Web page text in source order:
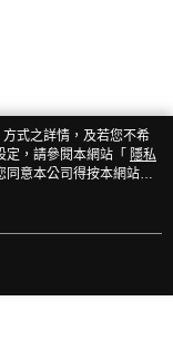
式之詳情，及若您不希
，請參閱本網站「 隱私
同意本公司得按本網站使